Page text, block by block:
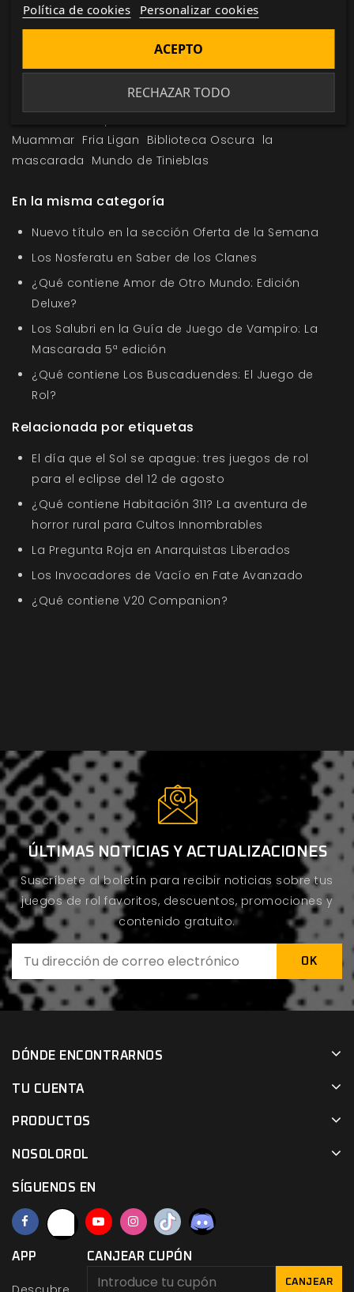
Etiquetas:
Cazador: La Venganza
Muammar Fria Ligan Biblioteca Oscura la
mascarada Mundo de Tinieblas
En la misma categoría
Nuevo título en la sección Oferta de la Semana
Los Nosferatu en Saber de los Clanes
¿Qué contiene Amor de Otro Mundo: Edición
Deluxe?
Los Salubri en la Guía de Juego de Vampiro: La
Mascarada 5ª edición
¿Qué contiene Los Buscaduendes: El Juego de
Rol?
Relacionada por etiquetas
El día que el Sol se apague: tres juegos de rol
para el eclipse del 12 de agosto
¿Qué contiene Habitación 311? La aventura de
horror rural para Cultos Innombrables
La Pregunta Roja en Anarquistas Liberados
Los Invocadores de Vacío en Fate Avanzado
¿Qué contiene V20 Companion?
ÚLTIMAS NOTICIAS Y ACTUALIZACIONES
Suscríbete al boletín para recibir noticias sobre tus
juegos de rol favoritos, descuentos, promociones y
contenido gratuito.
DÓNDE ENCONTRARNOS
TU CUENTA
PRODUCTOS
NOSOLOROL
SÍGUENOS EN
Política de cookies Personalizar cookies
RECHAZAR TODO
ACEPTO
APP CANJEAR CUPÓN
CANJEAR